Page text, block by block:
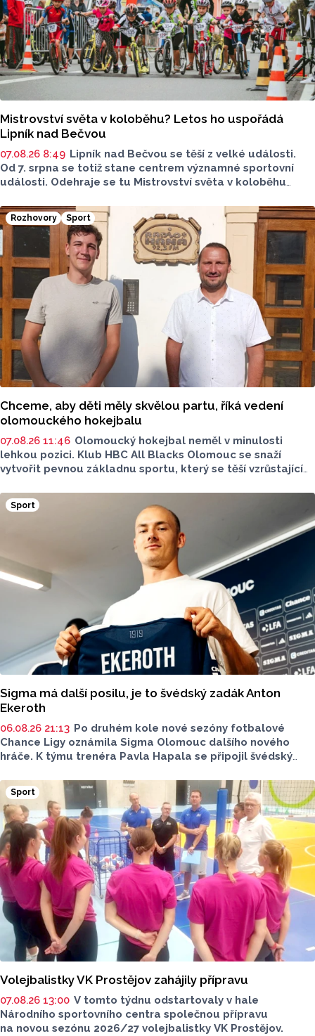
Mistrovství světa v koloběhu? Letos ho uspořádá
Lipník nad Bečvou
07.08.26 8:49 Lipník nad Bečvou se těší z velké události.
Od 7. srpna se totiž stane centrem významné sportovní
události. Odehraje se tu Mistrovství světa v koloběhu
budou poměřovat v atraktivních disciplínách.
Reprezentovat budou i místní závodníci v čele
s úřadujícím mistrem světa Romanem Matyášem.
Rozhovory Sport
Chceme, aby děti měly skvělou partu, říká vedení
olomouckého hokejbalu
07.08.26 11:46 Olomoucký hokejbal neměl v minulosti
lehkou pozici. Klub HBC All Blacks Olomouc se snaží
vytvořit pevnou základnu sportu, který se těší vzrůstající
i ambice vybudovat vlastní zázemí - to je olomoucký
hokejbal. O tom, jak vznikal klub od nuly, proč je důležitější
kolektiv než výsledky a co podle nich dnes děti skutečně
motivuje ke sportu, promluvili v rozhovoru pro Report
předseda klubu a trenér mládeže Petr Hanák a trenér
přípravky Tomáš Martinek.
Sport
Sigma má další posilu, je to švédský zadák Anton
Ekeroth
06.08.26 21:13 Po druhém kole nové sezóny fotbalové
Chance Ligy oznámila Sigma Olomouc dalšího nového
hráče. K týmu trenéra Pavla Hapala se připojil švédský
z norského HamKamu. Sigma to uvedla na svém webu,
o tom, na jak dlouho podepsal nov hráč smlouvu
neinformovala.
Sport
Volejbalistky VK Prostějov zahájily přípravu
07.08.26 13:00 V tomto týdnu odstartovaly v hale
Národního sportovního centra společnou přípravu
na novou sezónu 2026/27 volejbalistky VK Prostějov.